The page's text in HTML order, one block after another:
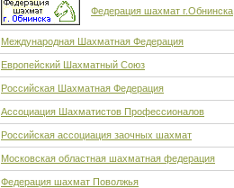
Федерация шахмат г.Обнинска
Международная Шахматная Федерация
Европейский Шахматный Союз
Российская Шахматная Федерация
Ассоциация Шахматистов Профессионалов
Российская ассоциация заочных шахмат
Московская областная шахматная федерация
Федерация шахмат Поволжья